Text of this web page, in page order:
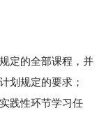
定的全部课程，并
划规定的要求；
践性环节学习任